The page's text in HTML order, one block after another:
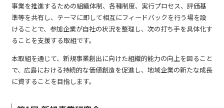
事業を推進するための組織体制、各種制度、実行プロセス、評価基
準等を共有し、テーマに即して相互にフィードバックを行う場を設
けることで、参加企業が自社の状況を整理し、次の打ち手を具体化す
ることを支援する取組です。
本取組を通じて、新規事業創出に向けた組織的能力の向上を図ること
で、広島における持続的な価値創造を促進し、地域企業の新たな成長
に資することを目指します。